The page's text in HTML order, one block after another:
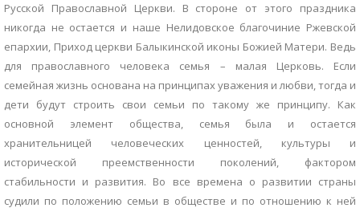
Русской Православной Церкви. В стороне от этого праздника
никогда не остается и наше Нелидовское благочиние Ржевской
епархии, Приход церкви Балыкинской иконы Божией Матери. Ведь
для православного человека семья – малая Церковь. Если
семейная жизнь основана на принципах уважения и любви, тогда и
дети будут строить свои семьи по такому же принципу. Как
основной элемент общества, семья была и остается
хранительницей человеческих ценностей, культуры и
исторической преемственности поколений, фактором
стабильности и развития. Во все времена о развитии страны
судили по положению семьи в обществе и по отношению к ней